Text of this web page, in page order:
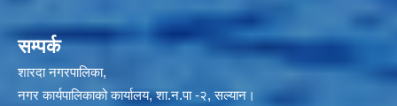
सम्पर्क
शारदा नगरपालिका,
नगर कार्यपालिकाको कार्यालय, शा.न.पा -२, सल्यान।